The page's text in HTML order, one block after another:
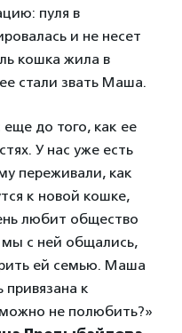
пуля в
и не несет
кошка жила в
стали звать Маша.
до того, как ее
У нас уже есть
переживали, как
к новой кошке,
любит общество
с ней общались,
ей семью. Маша
привязана к
не полюбить?»